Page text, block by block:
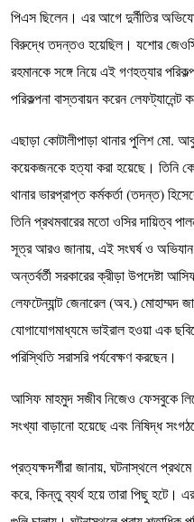
পিএস ছিলেন। এর আগে দুর্নীতির
বিরুদ্ধে তদন্তও হয়েছিল। যশোর জেওসি
রহমানকে সঙ্গে নিয়ে এই গণহত্যার
পরিকল্পনা বাস্তবায়ন করেন লেফট্যানেন্ট
এছাড়া কোটালীপাড়া থানার পুলিশ মো.
কয়েকজনকে হত্যা করা হয়েছে। তিনি
থানার ভারপ্রাপ্ত কর্মকর্তা (তদন্ত)
তিনি প্রথমবারের মতো ওসির দায়িত্ব
সূত্র আরও জানায়, এই সংঘর্ষ ও অভিযান
অন্তর্বর্তী সরকারের ক্রীড়া উপদেষ্টা
লেফটেন্যান্ট জেনারেল (অব.) মোহাম্মদ
যোগাযোগমাধ্যমে ভাইরাল হওয়া এক
পরিস্থিতি সরাসরি পর্যবেক্ষণ করছেন।
আসিফ মাহমুদ সজীব নিজেও ফেসবুকে
সংখ্যা বাড়ানো হয়েছে এবং নিষিদ্ধ
প্রত্যক্ষদর্শীরা জানায়, ঘটনাস্থলে প্রথমে
করে, কিন্তু ব্যর্থ হয়ে তারা পিছু হটে।